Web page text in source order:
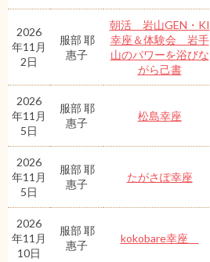
2026
年11月
2日
服部 耶
惠子
朝活 岩山GEN・KI
幸座＆体験会 岩手
山のパワーを浴びな
がら己書
2026
年11月
5日
服部 耶
惠子
松島幸座
2026
年11月
5日
服部 耶
惠子
たがさぽ幸座
2026
年11月
10日
服部 耶
惠子
kokobare幸座